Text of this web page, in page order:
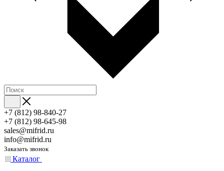
+7 (812) 98-840-27
+7 (812) 98-645-98
sales@mifrid.ru
info@mifrid.ru
Заказать звонок
Каталог